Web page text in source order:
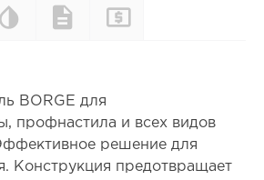
Цветовая
палитра
Документы
BORGE для
профнастила и всех видов
решение для
Конструкция предотвращает